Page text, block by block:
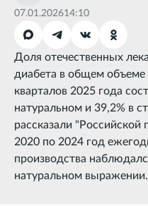
07.01.202614:10
Доля отечественных
диабета в общем
кварталов 2025 года
натуральном и 39,2% в
рассказали
2020 по 2024 год
производства
натуральном выражении.